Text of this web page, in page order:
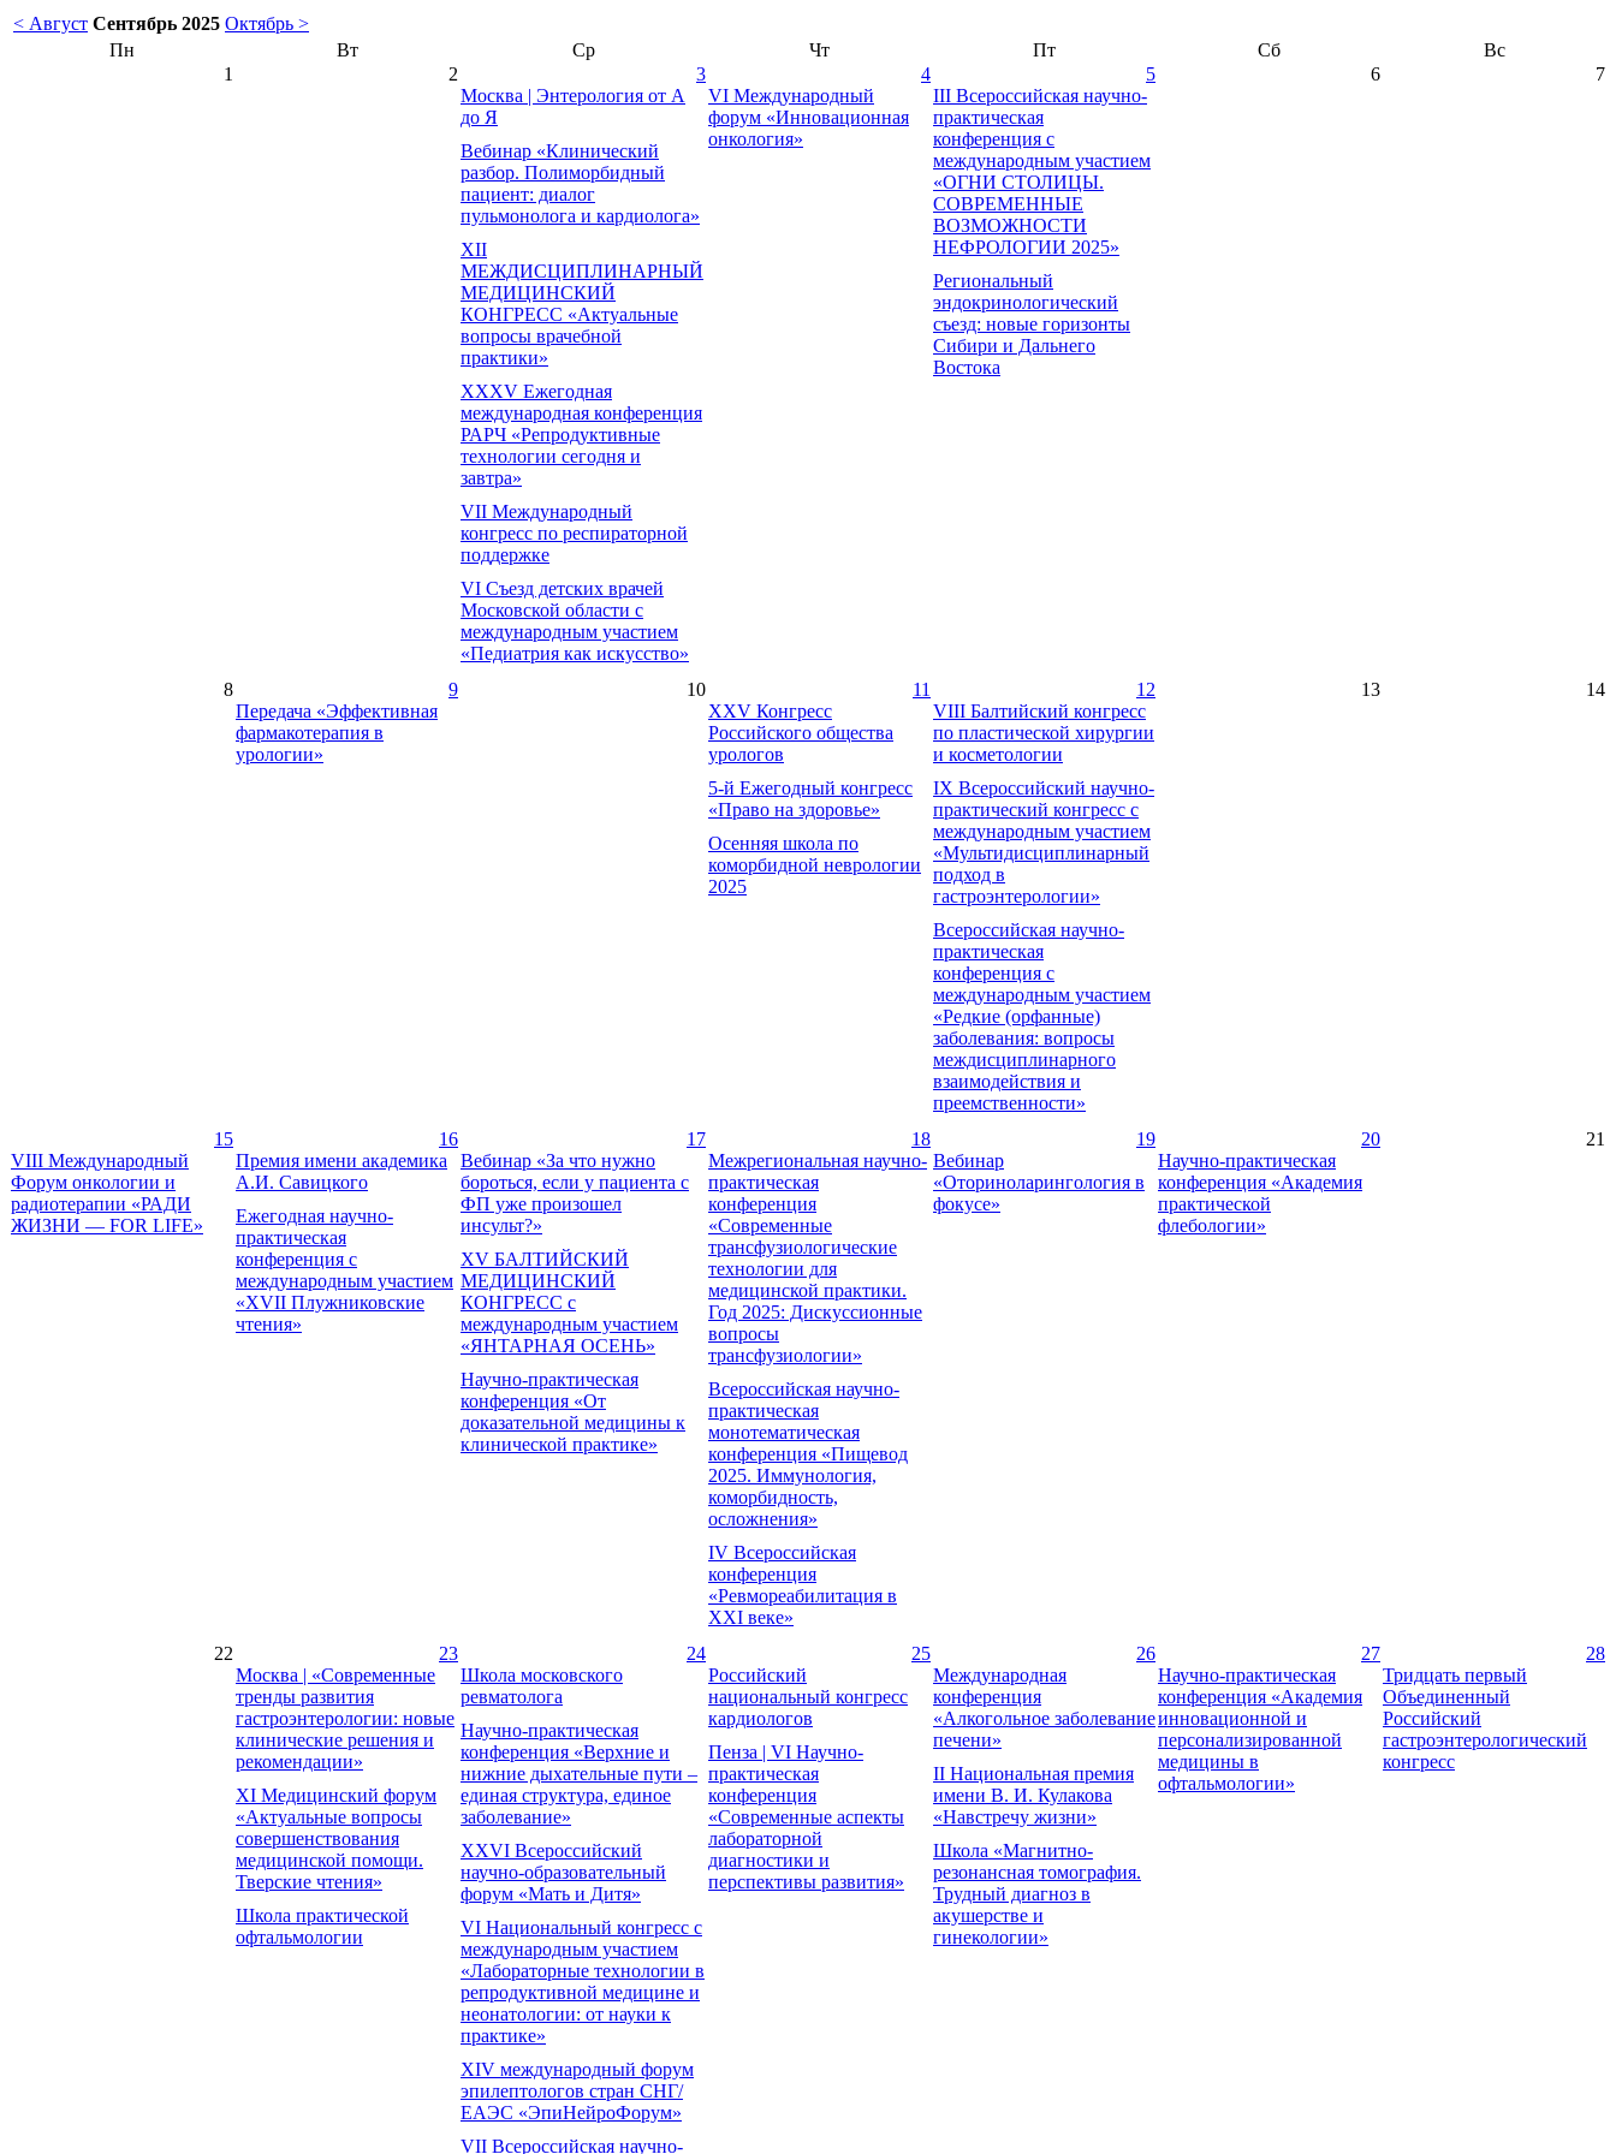
< Август Сентябрь 2025 Октябрь >
Пн
Вт Ср Чт Пт Сб
Вс
1
2
3
Москва | Энтерология от А
до Я
Вебинар «Клинический
разбор. Полиморбидный
пациент: диалог
пульмонолога и кардиолога»
ХII
МЕЖДИСЦИПЛИНАРНЫЙ
МЕДИЦИНСКИЙ
КОНГРЕСС «Актуальные
вопросы врачебной
практики»
XXXV Ежегодная
международная конференция
РАРЧ «Репродуктивные
технологии сегодня и
завтра»
VII Международный
конгресс по респираторной
поддержке
VI Съезд детских врачей
Московской области с
международным участием
«Педиатрия как искусство»
4
VI Международный
форум «Инновационная
онкология»
5
III Всероссийская научно-
практическая
конференция с
международным участием
«ОГНИ СТОЛИЦЫ.
СОВРЕМЕННЫЕ
ВОЗМОЖНОСТИ
НЕФРОЛОГИИ 2025»
Региональный
эндокринологический
съезд: новые горизонты
Сибири и Дальнего
Востока
6 7
8
9
Передача «Эффективная
фармакотерапия в
урологии»
10
11
XXV Конгресс
Российского общества
урологов
5-й Ежегодный конгресс
«Право на здоровье»
Осенняя школа по
коморбидной неврологии
2025
12
VIII Балтийский конгресс
по пластической хирургии
и косметологии
IХ Всероссийский научно-
практический конгресс с
международным участием
«Мультидисциплинарный
подход в
гастроэнтерологии»
Всероссийская научно-
практическая
конференция с
международным участием
«Редкие (орфанные)
заболевания: вопросы
междисциплинарного
взаимодействия и
преемственности»
13 14
15
VIII Международный
Форум онкологии и
радиотерапии «РАДИ
ЖИЗНИ — FOR LIFE»
16
Премия имени академика
А.И. Савицкого
Ежегодная научно-
практическая
конференция с
международным участием
«XVII Плужниковские
чтения»
17
Вебинар «За что нужно
бороться, если у пациента с
ФП уже произошел
инсульт?»
XV БАЛТИЙСКИЙ
МЕДИЦИНСКИЙ
КОНГРЕСС с
международным участием
«ЯНТАРНАЯ ОСЕНЬ»
Научно-практическая
конференция «От
доказательной медицины к
клинической практике»
18
Межрегиональная научно-
практическая
конференция
«Современные
трансфузиологические
технологии для
медицинской практики.
Год 2025: Дискуссионные
вопросы
трансфузиологии»
Всероссийская научно-
практическая
монотематическая
конференция «Пищевод
2025. Иммунология,
коморбидность,
осложнения»
IV Всероссийская
конференция
«Ревмореабилитация в
XXI веке»
19
Вебинар
«Оториноларингология в
фокусе»
20
Научно-практическая
конференция «Академия
практической
флебологии»
21
22
23
Москва | «Современные
тренды развития
гастроэнтерологии: новые
клинические решения и
рекомендации»
XI Медицинский форум
«Актуальные вопросы
совершенствования
медицинской помощи.
Тверские чтения»
Школа практической
офтальмологии
24
Школа московского
ревматолога
Научно-практическая
конференция «Верхние и
нижние дыхательные пути –
единая структура, единое
заболевание»
XXVI Всероссийский
научно-образовательный
форум «Мать и Дитя»
VI Национальный конгресс с
международным участием
«Лабораторные технологии в
репродуктивной медицине и
неонатологии: от науки к
практике»
XIV международный форум
эпилептологов стран СНГ/
ЕАЭС «ЭпиНейроФорум»
VII Всероссийская научно-
25
Российский
национальный конгресс
кардиологов
Пенза | VI Научно-
практическая
конференция
«Современные аспекты
лабораторной
диагностики и
перспективы развития»
26
Международная
конференция
«Алкогольное заболевание
печени»
II Национальная премия
имени В. И. Кулакова
«Навстречу жизни»
Школа «Магнитно-
резонансная томография.
Трудный диагноз в
акушерстве и
гинекологии»
27
Научно-практическая
конференция «Академия
инновационной и
персонализированной
медицины в
офтальмологии»
28
Тридцать первый
Объединенный
Российский
гастроэнтерологический
конгресс